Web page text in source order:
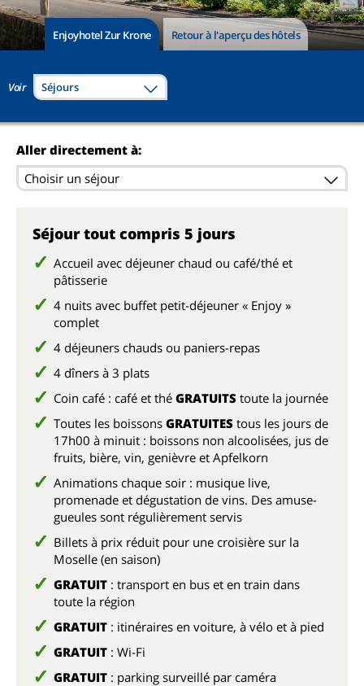
Enjoyhotel Zur Krone Retour à l'aperçu des hôtels
Voir Séjours
Aller directement à:
Choisir un séjour
Séjour tout compris 5 jours
Accueil avec déjeuner chaud ou café/thé et
pâtisserie
4 nuits avec buffet petit-déjeuner « Enjoy »
complet
4 déjeuners chauds ou paniers-repas
4 dîners à 3 plats
Coin café : café et thé GRATUITS toute la journée
Toutes les boissons GRATUITES tous les jours de
17h00 à minuit : boissons non alcoolisées, jus de
fruits, bière, vin, genièvre et Apfelkorn
Animations chaque soir : musique live,
promenade et dégustation de vins. Des amuse-
gueules sont régulièrement servis
Billets à prix réduit pour une croisière sur la
Moselle (en saison)
GRATUIT : transport en bus et en train dans
toute la région
GRATUIT : itinéraires en voiture, à vélo et à pied
GRATUIT : Wi-Fi
GRATUIT : parking surveillé par caméra